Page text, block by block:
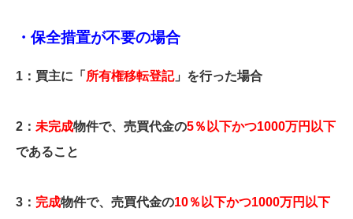
・保全措置が不要の場合
1：買主に「 所有権移転登記」を行った場合
2： 未完成物件で、売買代金の5％以下かつ1000万円以下
であること
3： 完成物件で、売買代金の10％以下かつ1000万円以下